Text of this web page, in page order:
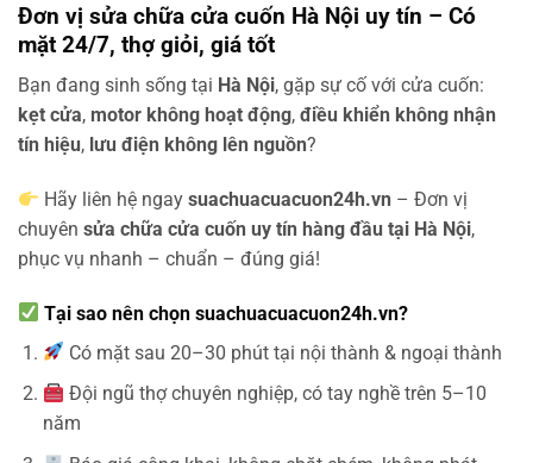
Đơn vị sửa chữa cửa cuốn Hà Nội uy tín – Có
mặt 24/7, thợ giỏi, giá tốt
Bạn đang sinh sống tại Hà Nội, gặp sự cố với cửa cuốn:
kẹt cửa, motor không hoạt động, điều khiển không nhận
tín hiệu, lưu điện không lên nguồn?
Hãy liên hệ ngaysuachuacuacuon24h.vn – Đơn vị
chuyên sửa chữa cửa cuốn uy tín hàng đầu tại Hà Nội,
phục vụ nhanh – chuẩn – đúng giá!
Tại sao nên chọnsuachuacuacuon24h.vn?
Có mặt sau 20–30 phút tại nội thành & ngoại thành
Đội ngũ thợ chuyên nghiệp, có tay nghề trên 5–10
năm